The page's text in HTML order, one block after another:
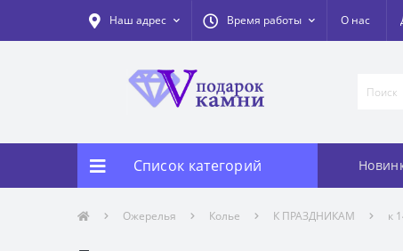
Наш адрес Время работы О нас
Список категорий
Ожерелья Колье К ПРАЗДНИКАМ к